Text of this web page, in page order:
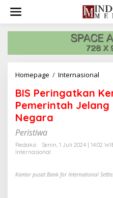
w
Homepage / Internasional
S
P
e
g
k
BIS Peringatkan
Pemerintah Jelang
Negara
Peristiwa
Redaksi
Senin, 1 Juli 2024 | 14:02
Internasional
Kantor pusat Bank for International